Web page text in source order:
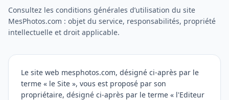
Consultez les conditions générales d’utilisation du site
MesPhotos.com : objet du service, responsabilités, propriété
intellectuelle et droit applicable.
Le site web mesphotos.com, désigné ci-après par le
terme « le Site », vous est proposé par son
propriétaire, désigné ci-après par le terme « l'Editeur